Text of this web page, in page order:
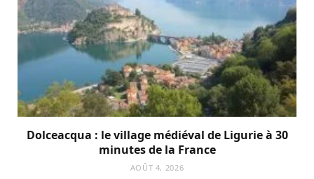
Dolceacqua : le village médiéval de Ligurie à 30
minutes de la France
AOÛT 4, 2026